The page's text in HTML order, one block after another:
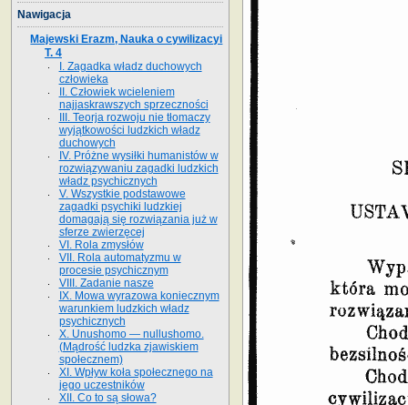
Nawigacja
Majewski Erazm, Nauka o cywilizacyi
T. 4
I. Zagadka władz duchowych
człowieka
II. Człowiek wcieleniem
najjaskrawszych sprzeczności
III. Teorja rozwoju nie tłomaczy
wyjątkowości ludzkich władz
duchowych
IV. Próżne wysiłki humanistów w
rozwiązywaniu zagadki ludzkich
władz psychicznych
V. Wszystkie podstawowe
zagadki psychiki ludzkiej
domagają się rozwiązania już w
sferze zwierzęcej
VI. Rola zmysłów
VII. Rola automatyzmu w
procesie psychicznym
VIII. Zadanie nasze
IX. Mowa wyrazowa koniecznym
warunkiem ludzkich władz
psychicznych
X. Unushomo — nullushomo.
(Mądrość ludzka zjawiskiem
społecznem)
XI. Wpływ koła społecznego na
jego uczestników
XII. Co to są słowa?